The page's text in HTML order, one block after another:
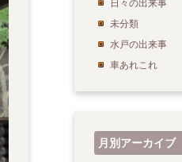
日々の出来事
未分類
水戸の出来事
車あれこれ
月別アーカイブ